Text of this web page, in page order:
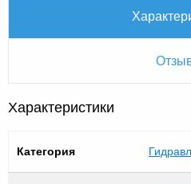
Характеристики
Категория